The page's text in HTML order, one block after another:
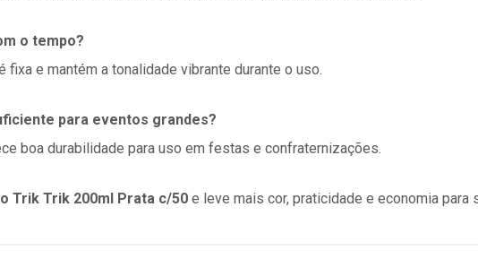
o tempo?
fixa e mantém a tonalidade vibrante durante o uso.
para eventos grandes?
boa durabilidade para uso em festas e confraternizações.
Trik Trik 200ml Prata c/50 e leve mais cor, praticidade e economia